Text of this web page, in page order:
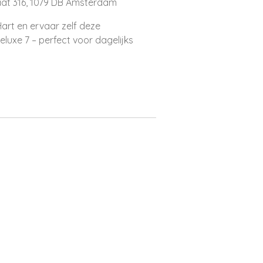
en ervaar zelf deze
7 – perfect voor dagelijks